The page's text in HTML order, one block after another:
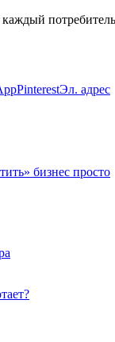
PinterestЭл. адрес
бизнес просто